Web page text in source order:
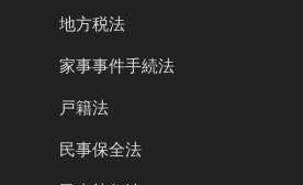
地方税法
家事事件手続法
戸籍法
民事保全法